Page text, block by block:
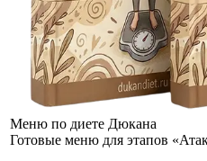
Меню по диете Дюкана
Готовые меню для этапов